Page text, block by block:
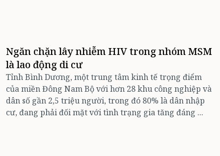
Ngăn chặn lây nhiễm HIV trong nhóm MSM
là lao động di cư
Tỉnh Bình Dương, một trung tâm kinh tế trọng điểm
của miền Đông Nam Bộ với hơn 28 khu công nghiệp và
dân số gần 2,5 triệu người, trong đó 80% là dân nhập
cư, đang phải đối mặt với tình trạng gia tăng đáng ...